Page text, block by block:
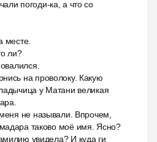
погоди-ка, а что со
месте.
ли?
на проволоку. Какую
у Матани великая
не называли. Впрочем,
таково моё имя. Ясно?
увидела? И куда ги